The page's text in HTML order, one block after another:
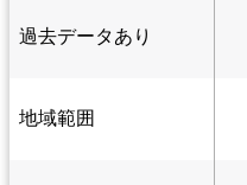
過去データあり
地域範囲